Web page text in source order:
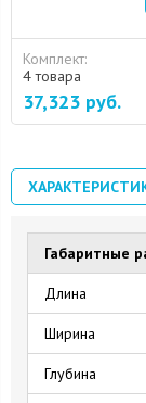
Комплект:
4 товара
37,323 руб.
Габаритные
Длина
Ширина
Глубина